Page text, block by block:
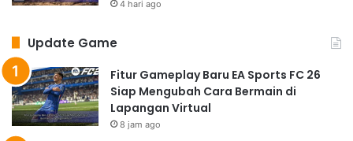
4 hari ago
Update Game
Fitur Gameplay Baru EA Sports FC 26
Siap Mengubah Cara Bermain di
Lapangan Virtual
8 jam ago